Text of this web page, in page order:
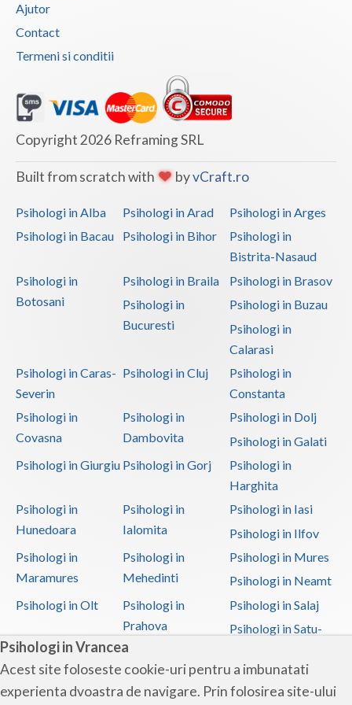
Psihologi in Vrancea
Acest site foloseste cookie-uri pentru a imbunatati
experienta dvoastra de navigare. Prin folosirea site-ului
Examinare si avizare psihologica in vederea ang... (2)
Examinare si avizare psihologica in vederea obt... (2)
Examinare si avizare psihologica in vederea obt... (1)
Examinare si avizare psihologica in vederea obt... (2)
Examinare si avizare psihologica la angajare sa... (2)
Examinari psihologice in vederea evaluarii star... (2)
Examinari psihologice in vederea obtinerii cert... (2)
Examinari psihologice in vederea obtinerii pens... (1)
Examinari psihologice in vederea prelungirii co... (1)
Interventie psihologica in tulburarile de invatare (1)
Interventie psihologica online (1)
Interventie psihoterapeutica in mutismul selectiv (1)
Interventie psihoterapeutica in probleme de cuplu
(2)
Interventie psihoterapeutica in teama de spatii... (2)
Interventie psihoterapeutica in ticuri (1)
Interventie psihoterapeutica in trichotilomanie (1)
Interventie psihoterapeutica in tulburarea ADHD...
Interventie psihoterapeutica in tulburarea Aspe... (1)
Interventie psihoterapeutica in tulburarea Rett (1)
Ajutor
Contact
Termeni si conditii
Copyright 2026 Reframing SRL
Built from scratch with byvCraft.ro
Psihologi in Alba Psihologi in Arad
Psihologi in Arges
Psihologi in Bacau
Psihologi in Bihor
Psihologi in
Bistrita-Nasaud
Psihologi in
Botosani
Psihologi in Braila
Psihologi in Brasov
Psihologi in
Bucuresti
Psihologi in Buzau
Psihologi in
Calarasi
Psihologi in Caras-
Severin
Psihologi in Cluj
Psihologi in
Constanta
Psihologi in
Covasna
Psihologi in
Dambovita
Psihologi in Dolj
Psihologi in Galati
Psihologi in Giurgiu Psihologi in Gorj
Psihologi in
Harghita
Psihologi in
Hunedoara
Psihologi in
Ialomita
Psihologi in Iasi
Psihologi in Ilfov
Psihologi in
Maramures
Psihologi in
Mehedinti
Psihologi in Mures
Psihologi in Neamt
Psihologi in Olt
Psihologi in
Prahova
Psihologi in Salaj
Psihologi in Satu-
Psihologi in Sibiu
Psihologi in
Suceava
Psihologi in
Teleorman